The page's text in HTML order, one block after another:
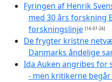
Fyringen af Henrik
med 30 års forskning
forskningslinje [16-07-26]
De frygter kristne
Danmarks åndelige
Ida Auken angribes for
- men kritikerne